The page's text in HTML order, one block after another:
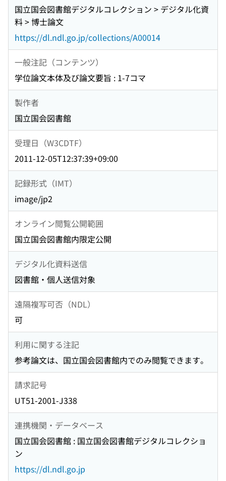
国立国会図書館デジタルコレクション > デジタル化資
料 > 博士論文
https://dl.ndl.go.jp/collections/A00014
一般注記（コンテンツ）
学位論文本体及び論文要旨 : 1-7コマ
製作者
国立国会図書館
受理日（W3CDTF）
2011-12-05T12:37:39+09:00
記録形式（IMT）
image/jp2
オンライン閲覧公開範囲
国立国会図書館内限定公開
デジタル化資料送信
図書館・個人送信対象
遠隔複写可否（NDL）
可
利用に関する注記
参考論文は、国立国会図書館内でのみ閲覧できます。
請求記号
UT51-2001-J338
連携機関・データベース
国立国会図書館 : 国立国会図書館デジタルコレクショ
ン
https://dl.ndl.go.jp